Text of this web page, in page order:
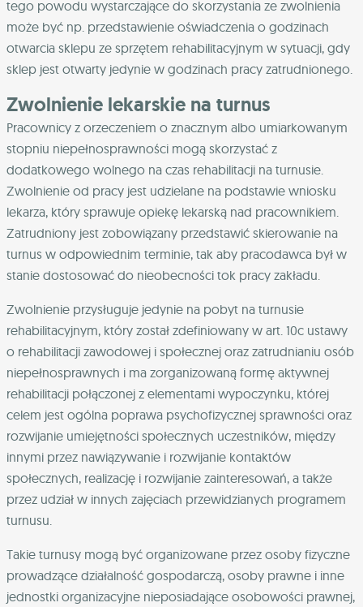
tego powodu wystarczające do skorzystania ze zwolnienia
może być np. przedstawienie oświadczenia o godzinach
otwarcia sklepu ze sprzętem rehabilitacyjnym w sytuacji, gdy
sklep jest otwarty jedynie w godzinach pracy zatrudnionego.
Zwolnienie lekarskie na turnus
Pracownicy z orzeczeniem o znacznym albo umiarkowanym
stopniu niepełnosprawności mogą skorzystać z
dodatkowego wolnego na czas rehabilitacji na turnusie.
Zwolnienie od pracy jest udzielane na podstawie wniosku
lekarza, który sprawuje opiekę lekarską nad pracownikiem.
Zatrudniony jest zobowiązany przedstawić skierowanie na
turnus w odpowiednim terminie, tak aby pracodawca był w
stanie dostosować do nieobecności tok pracy zakładu.
Zwolnienie przysługuje jedynie na pobyt na turnusie
rehabilitacyjnym, który został zdefiniowany w art. 10c ustawy
o rehabilitacji zawodowej i społecznej oraz zatrudnianiu osób
niepełnosprawnych i ma zorganizowaną formę aktywnej
rehabilitacji połączonej z elementami wypoczynku, której
celem jest ogólna poprawa psychofizycznej sprawności oraz
rozwijanie umiejętności społecznych uczestników, między
innymi przez nawiązywanie i rozwijanie kontaktów
społecznych, realizację i rozwijanie zainteresowań, a także
przez udział w innych zajęciach przewidzianych programem
turnusu.
Takie turnusy mogą być organizowane przez osoby fizyczne
prowadzące działalność gospodarczą, osoby prawne i inne
jednostki organizacyjne nieposiadające osobowości prawnej,